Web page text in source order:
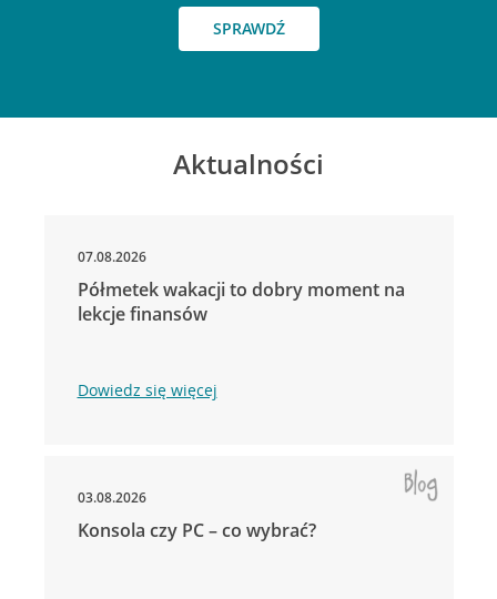
SPRAWDŹ
Aktualności
07.08.2026
Półmetek wakacji to dobry moment na
lekcje finansów
Dowiedz się więcej
03.08.2026
Konsola czy PC – co wybrać?